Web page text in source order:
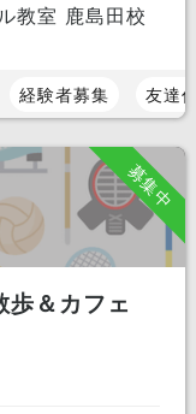
教室 鹿島田校
経験者募集 友達
募集中
歩＆カフェ